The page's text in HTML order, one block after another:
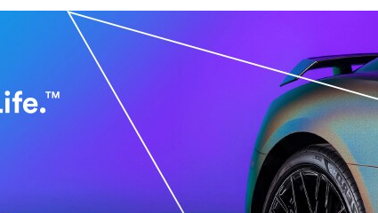
uw zaak er goed
met onze producten voor afbeeldingen &